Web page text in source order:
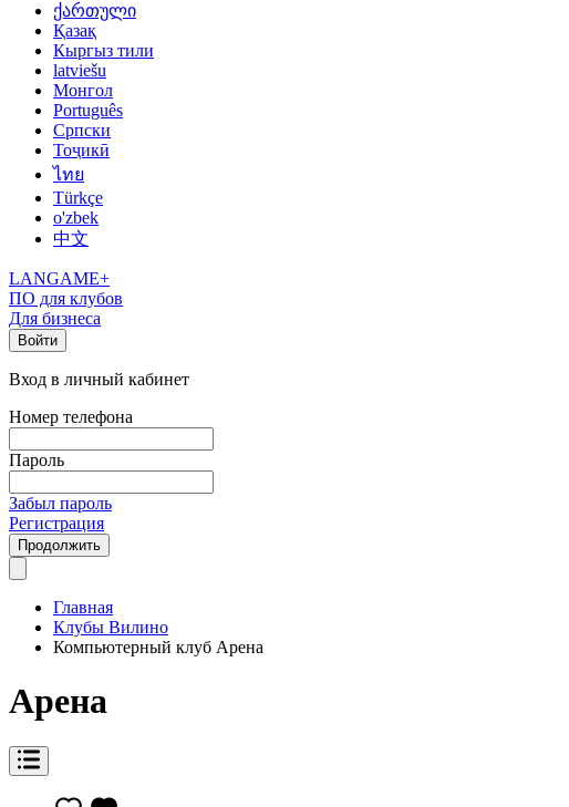
ქართული
Қазақ
Кыргыз тили
latviešu
Монгол
Português
Српски
Тоҷикӣ
ไทย
Türkçe
o'zbek
中文
LANGAME+
ПО для клубов
Для бизнеса
Войти
Вход в личный кабинет
Номер телефона
Пароль
Забыл пароль
Регистрация
Продолжить
Главная
Клубы Вилино
Компьютерный клуб Арена
Арена